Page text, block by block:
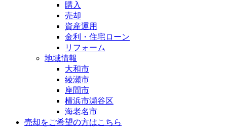
購入
売却
資産運用
金利・住宅ローン
リフォーム
地域情報
大和市
綾瀬市
座間市
横浜市瀬谷区
海老名市
売却をご希望の方はこちら